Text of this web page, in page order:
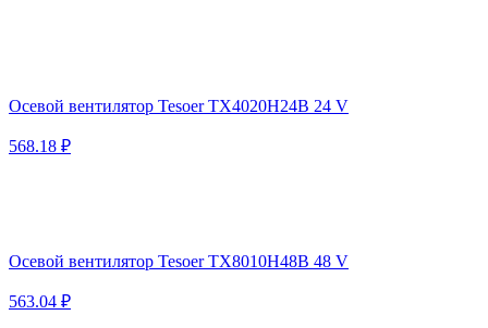
Осевой вентилятор Tesoer TX4020H24B 24 V
568.18 ₽
Осевой вентилятор Tesoer TX8010H48B 48 V
563.04 ₽